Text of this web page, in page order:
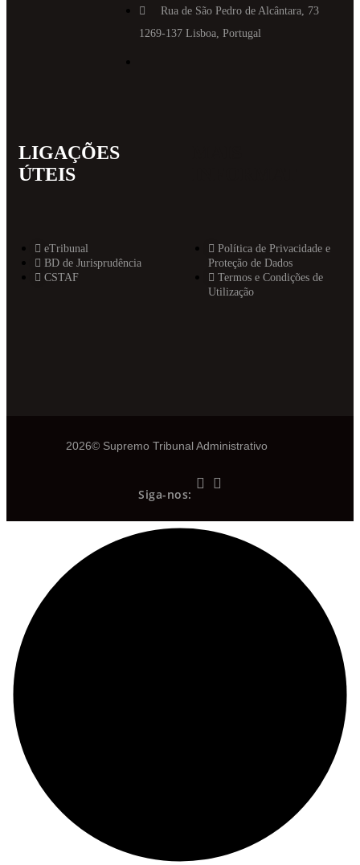
Rua de São Pedro de Alcântara, 73
1269-137 Lisboa, Portugal
LIGAÇÕES
ÚTEIS
eTribunal
BD de Jurisprudência
CSTAF
Política de Privacidade e
Proteção de Dados
Termos e Condições de
Utilização
2026© Supremo Tribunal Administrativo
Siga-nos: